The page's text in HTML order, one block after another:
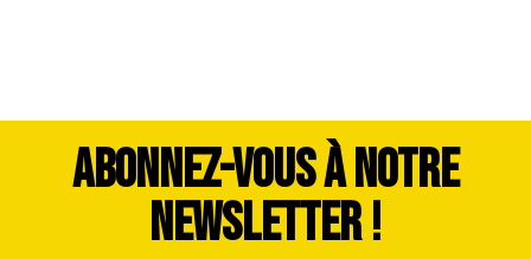
ABONNEZ-VOUS À NOTRE
NEWSLETTER !